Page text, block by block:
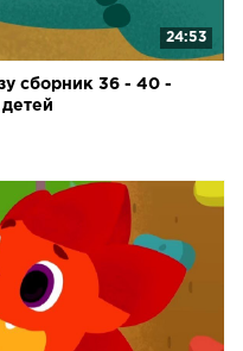
24:53
сборник 36 - 40 -